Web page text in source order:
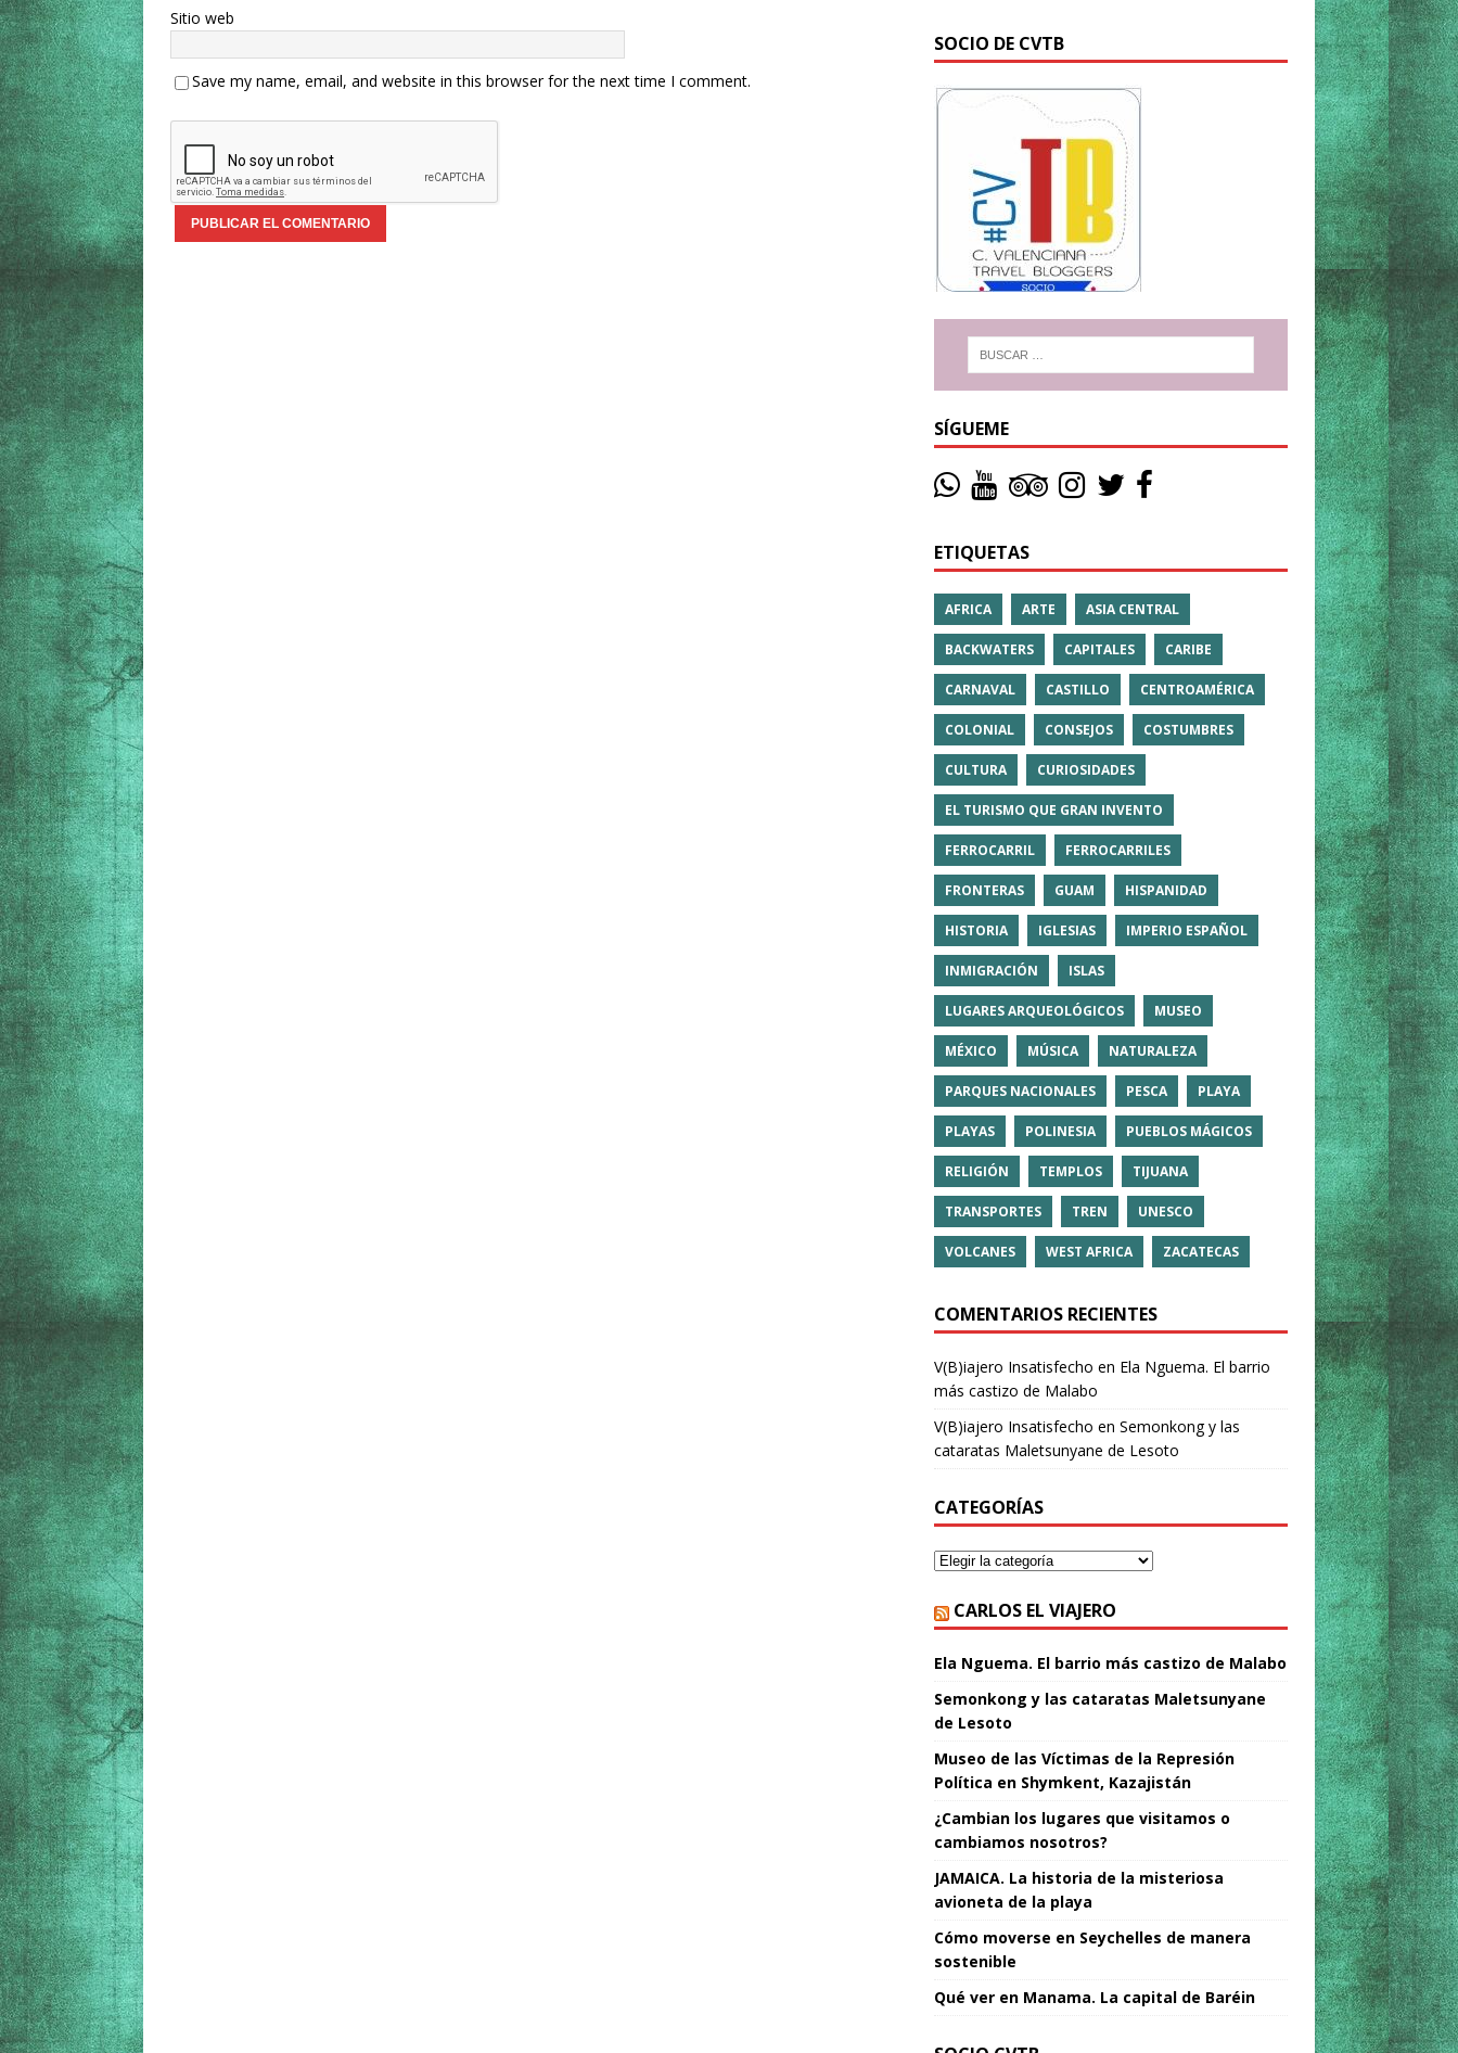
Sitio web
Save my name, email, and website in this browser for the next time I comment.
SOCIO DE CVTB
SÍGUEME
ETIQUETAS
AFRICA ARTE ASIA CENTRAL
BACKWATERS CAPITALES CARIBE
CARNAVAL CASTILLO CENTROAMÉRICA
COLONIAL CONSEJOS COSTUMBRES
CULTURA CURIOSIDADES
EL TURISMO QUE GRAN INVENTO
FERROCARRIL FERROCARRILES
FRONTERAS GUAM HISPANIDAD
HISTORIA IGLESIAS IMPERIO ESPAÑOL
INMIGRACIÓN ISLAS
LUGARES ARQUEOLÓGICOS MUSEO
MÉXICO MÚSICA NATURALEZA
PARQUES NACIONALES PESCA PLAYA
PLAYAS POLINESIA PUEBLOS MÁGICOS
RELIGIÓN TEMPLOS TIJUANA
TRANSPORTES TREN UNESCO
VOLCANES WEST AFRICA ZACATECAS
COMENTARIOS RECIENTES
V(B)iajero Insatisfecho en Ela Nguema. El barrio
más castizo de Malabo
V(B)iajero Insatisfecho en Semonkong y las
cataratas Maletsunyane de Lesoto
CATEGORÍAS
CARLOS EL VIAJERO
Ela Nguema. El barrio más castizo de Malabo
Semonkong y las cataratas Maletsunyane
de Lesoto
Museo de las Víctimas de la Represión
Política en Shymkent, Kazajistán
¿Cambian los lugares que visitamos o
cambiamos nosotros?
JAMAICA. La historia de la misteriosa
avioneta de la playa
Cómo moverse en Seychelles de manera
sostenible
Qué ver en Manama. La capital de Baréin